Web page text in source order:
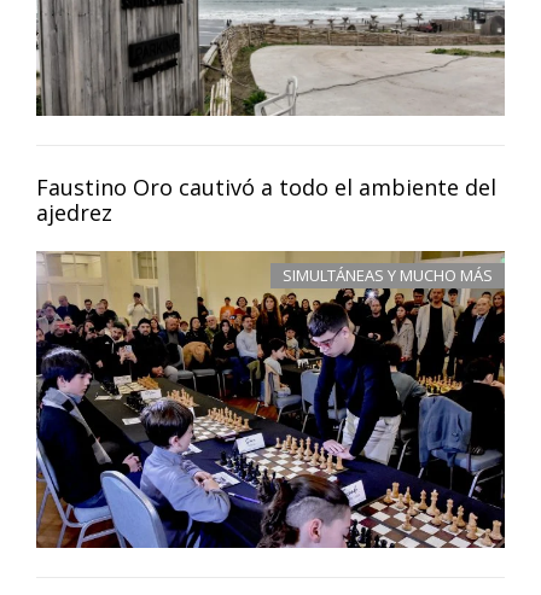
Faustino Oro cautivó a todo el ambiente del
ajedrez
SIMULTÁNEAS Y MUCHO MÁS